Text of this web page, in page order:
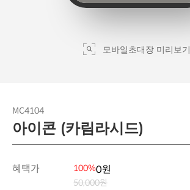
모바일초대장 미리보기
MC4104
아이콘 (카림라시드)
혜택가 100%0원
50,000원